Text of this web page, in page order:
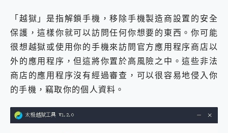
「越獄」是指解鎖手機，移除手機製造商設置的安全
保護，這樣你就可以訪問任何你想要的東西。你可能
很想越獄或使用你的手機來訪問官方應用程序商店以
外的應用程序，但這將你置於高風險之中。這些非法
商店的應用程序沒有經過審查，可以很容易地侵入你
的手機，竊取你的個人資料。